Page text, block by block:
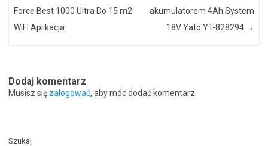
Force Best 1000 Ultra Do 15 m2
WiFI Aplikacja
akumulatorem 4Ah System
18V Yato YT-828294 →
Dodaj komentarz
Musisz się zalogować, aby móc dodać komentarz.
Szukaj